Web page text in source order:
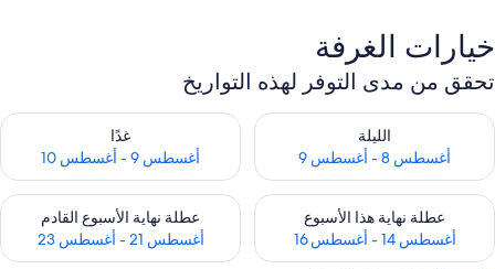
خيارات الغرفة
تحقق من مدى التوفر لهذه التواريخ
الليلة
أغسطس 8 - أغسطس 9
تحقق من مدى التوفر لليلة للفترة أغسطس 8 - أغسطس 9
غدًا
أغسطس 9 - أغسطس 10
تحقق من مدى التوفر لغد للفترة أغسطس
عطلة نهاية هذا الأسبوع
أغسطس 14 - أغسطس 16
تحقق من مدى التوفر لعطلة نهاية هذا الأسبوع للفترة أغسطس 14 - أغسطس 16
عطلة نهاية الأسبوع القادم
أغسطس 21 - أغسطس 23
تحقق من مدى التوفر لعطلة نهاية